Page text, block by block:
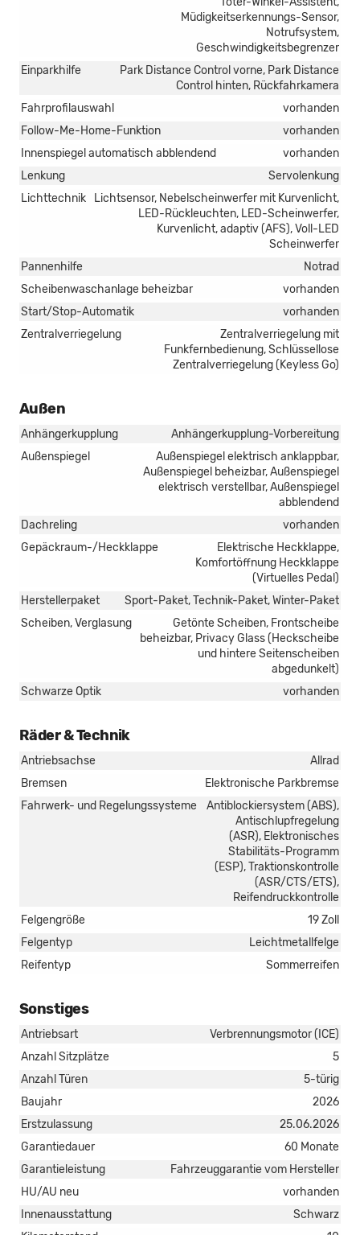
Müdigkeitserkennungs-Sensor,
Notrufsystem,
Geschwindigkeitsbegrenzer
Einparkhilfe
Park Distance Control vorne, Park Distance
Control hinten, Rückfahrkamera
Fahrprofilauswahl
vorhanden
Follow-Me-Home-Funktion
vorhanden
Innenspiegel automatisch abblendend
vorhanden
Lenkung
Servolenkung
Lichttechnik
Lichtsensor, Nebelscheinwerfer mit Kurvenlicht,
LED-Rückleuchten, LED-Scheinwerfer,
Kurvenlicht, adaptiv (AFS), Voll-LED
Scheinwerfer
Pannenhilfe
Notrad
Scheibenwaschanlage beheizbar
vorhanden
Start/Stop-Automatik
vorhanden
Zentralverriegelung
Zentralverriegelung mit
Funkfernbedienung, Schlüssellose
Zentralverriegelung (Keyless Go)
Außen
Anhängerkupplung
Anhängerkupplung-Vorbereitung
Außenspiegel
Außenspiegel elektrisch anklappbar,
Außenspiegel beheizbar, Außenspiegel
elektrisch verstellbar, Außenspiegel
abblendend
Dachreling
vorhanden
Gepäckraum-/Heckklappe
Elektrische Heckklappe,
Komfortöffnung Heckklappe
(Virtuelles Pedal)
Herstellerpaket
Sport-Paket, Technik-Paket, Winter-Paket
Scheiben, Verglasung
Getönte Scheiben, Frontscheibe
beheizbar, Privacy Glass (Heckscheibe
und hintere Seitenscheiben
abgedunkelt)
Schwarze Optik
vorhanden
Räder & Technik
Antriebsachse
Allrad
Bremsen
Elektronische Parkbremse
Fahrwerk- und Regelungssysteme
Antiblockiersystem (ABS),
Antischlupfregelung
(ASR), Elektronisches
Stabilitäts-Programm
(ESP), Traktionskontrolle
(ASR/CTS/ETS),
Reifendruckkontrolle
Felgengröße
19 Zoll
Felgentyp
Leichtmetallfelge
Reifentyp
Sommerreifen
Sonstiges
Antriebsart
Verbrennungsmotor (ICE)
Anzahl Sitzplätze
5
Anzahl Türen
5-türig
Baujahr
2026
Erstzulassung
25.06.2026
Garantiedauer
60 Monate
Garantieleistung
Fahrzeuggarantie vom Hersteller
HU/AU neu
vorhanden
Innenausstattung
Schwarz